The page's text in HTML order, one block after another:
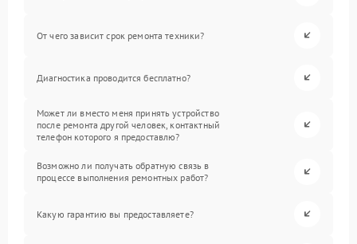
От чего зависит срок ремонта техники?
Диагностика проводится бесплатно?
Может ли вместо меня принять устройство
после ремонта другой человек, контактный
телефон которого я предоставлю?
Возможно ли получать обратную связь в
процессе выполнения ремонтных работ?
Какую гарантию вы предоставляете?